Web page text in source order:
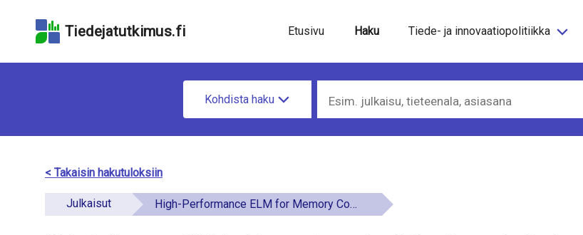
hakukenttään
sivun
saavutettavuusselosteeseen
Tiedejatutkimus.fi Etusivu Haku Tiede- ja innovaatiopolitiikka
d
e
Kohdista haku
< Takaisin hakutuloksiin
Julkaisut High-Performance ELM for Memory Constrained Edge Computing Devices with Metal Performance Shaders